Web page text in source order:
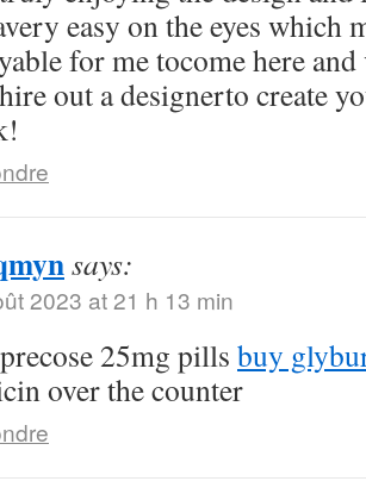
easy on the eyes which
for me tocome here
out a designerto create
says:
2023 at 21 h 13 min
25mg pills buy
over the counter